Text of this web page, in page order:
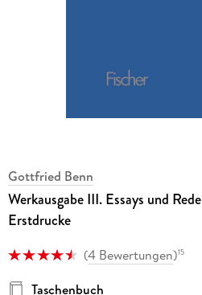
Gottfried Benn
Werkausgabe III. Essays und
Erstdrucke
(4 Bewertungen)15
Taschenbuch